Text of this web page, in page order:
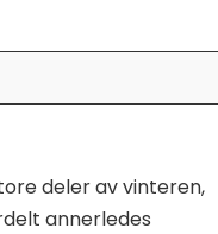
deler av vinteren,
annerledes